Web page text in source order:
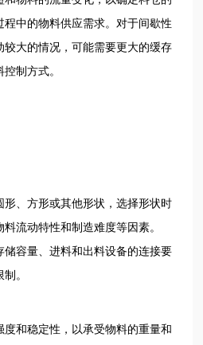
程中的物料供应需求。对于间歇性
较大的情况，可能需要更大的缓存
制方式。
形、方形或其他形状，选择形状时
流动特性和制造难度等因素。
储容量、进料和出料设备的连接要
。
度和稳定性，以承受物料的重量和